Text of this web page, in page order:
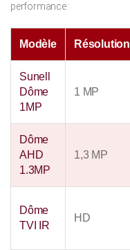
performance :
Modèle Résolution
Sunell
Dôme
1MP
1 MP
Dôme
AHD
1.3MP
1,3 MP
Dôme
TVI IR
HD